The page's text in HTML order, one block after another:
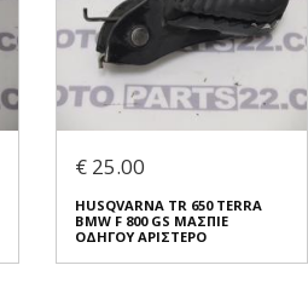
€ 25.00
HUSQVARNA TR 650 TERRA
BMW F 800 GS ΜΑΣΠΙΕ
ΟΔΗΓΟΥ ΑΡΙΣΤΕΡΟ